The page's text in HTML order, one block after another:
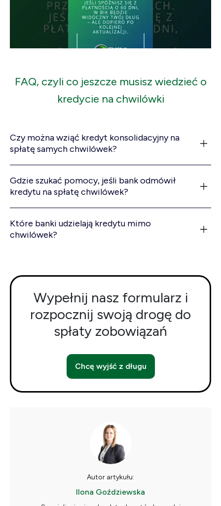
FAQ, czyli co jeszcze musisz wiedzieć o
kredycie na chwilówki
Czy można wziąć kredyt konsolidacyjny na
spłatę samych chwilówek?
Gdzie szukać pomocy, jeśli bank odmówił
kredytu na spłatę chwilówek?
Które banki udzielają kredytu mimo
chwilówek?
Wypełnij nasz formularz i
rozpocznij swoją drogę do
spłaty zobowiązań
Chcę wyjść z długu
Autor artykułu:
Ilona Goździewska